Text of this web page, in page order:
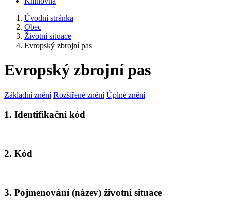
Úvodní stránka
Obec
Životní situace
Evropský zbrojní pas
Evropský zbrojní pas
Základní znění Rozšířené znění Úplné znění
1. Identifikační kód
2. Kód
3. Pojmenování (název) životní situace